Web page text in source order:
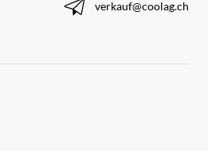
verkauf@coolag.ch